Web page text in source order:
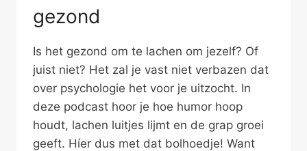
gezond
Is het gezond om te lachen om jezelf? Of
juist niet? Het zal je vast niet verbazen dat
over psychologie het voor je uitzocht. In
deze podcast hoor je hoe humor hoop
houdt, lachen luitjes lijmt en de grap groei
geeft. Híer dus met dat bolhoedje! Want